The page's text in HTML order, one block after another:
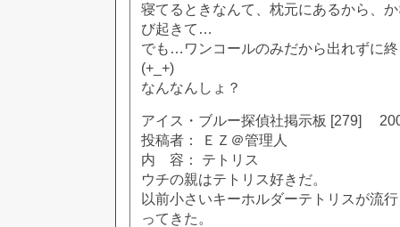
寝てるときなんて、枕元にあるから、
び起きて…
でも…ワンコールのみだから出れずに
(+_+)
なんなんしょ？
アイス・ブルー探偵社掲示板 [279]
投稿者： ＥＺ＠管理人
内 容： テトリス
ウチの親はテトリス好きだ。
以前小さいキーホルダーテトリスが流
ってきた。